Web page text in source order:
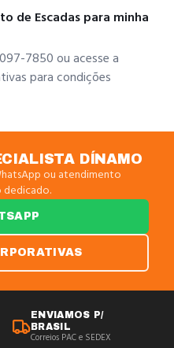
de Escadas para minha
7850 ou acesse a
para condições
DÍNAMO
ou atendimento
ENVIAMOS P/
BRASIL
Correios PAC e SEDEX